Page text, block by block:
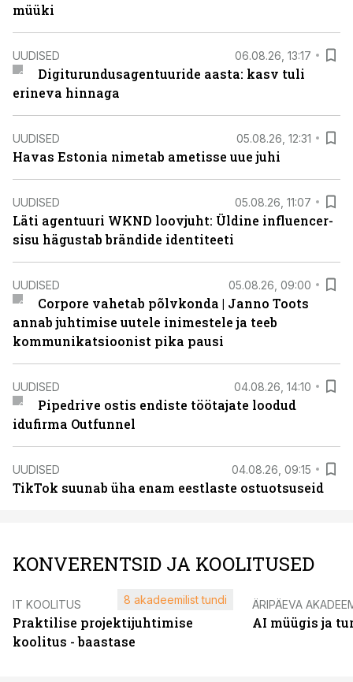
müüki
UUDISED 06.08.26, 13:17
Digiturundusagentuuride aasta: kasv tuli
erineva hinnaga
UUDISED 05.08.26, 12:31
Havas Estonia nimetab ametisse uue juhi
UUDISED 05.08.26, 11:07
Läti agentuuri WKND loovjuht: Üldine influencer-
sisu hägustab brändide identiteeti
UUDISED 05.08.26, 09:00
Corpore vahetab põlvkonda | Janno Toots
annab juhtimise uutele inimestele ja teeb
kommunikatsioonist pika pausi
UUDISED 04.08.26, 14:10
Pipedrive ostis endiste töötajate loodud
idufirma Outfunnel
UUDISED 04.08.26, 09:15
TikTok suunab üha enam eestlaste ostuotsuseid
KONVERENTSID JA KOOLITUSED
IT KOOLITUS
Praktilise projektijuhtimise
koolitus - baastase
8 akadeemilist tundi ÄRIPÄEVA
AI müügis ja